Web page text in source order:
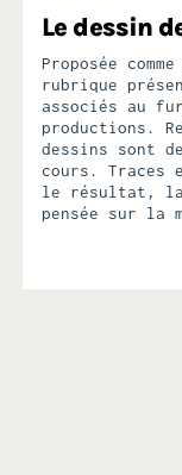
Le dessin
Proposée
rubrique
associés au
productions.
dessins sont
cours. Traces
le résultat,
pensée sur la